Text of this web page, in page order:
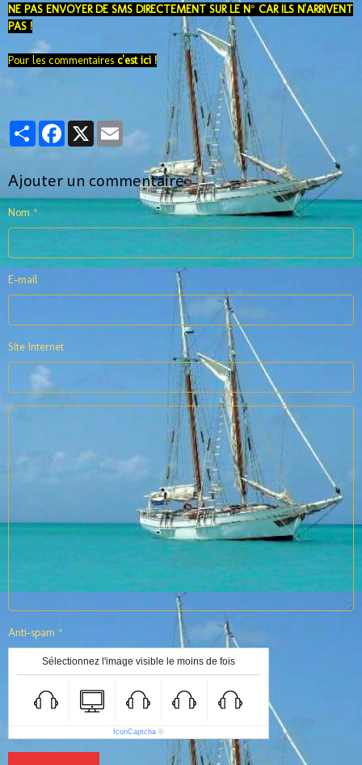
NE PAS ENVOYER DE SMS DIRECTEMENT SUR LE N° CAR ILS N'ARRIVENT
PAS !
Pour les commentaires c'est ici !
PartagerFacebook
X
Ajouter un commentaire
Nom
E-mail
Site Internet
Anti-spam
Sélectionnez l'image visible le moins de fois
IconCaptcha ©